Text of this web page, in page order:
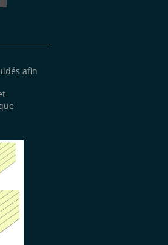
afin